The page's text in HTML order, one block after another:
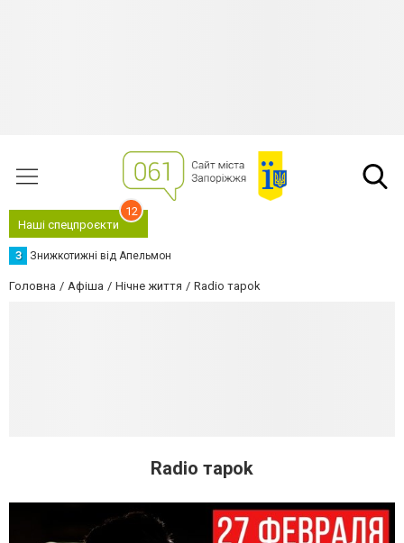
Наші спецпроєкти
12
З Знижкотижні від Апельмон
Головна Афіша Нічне життя Radio тapok
Radio тapok